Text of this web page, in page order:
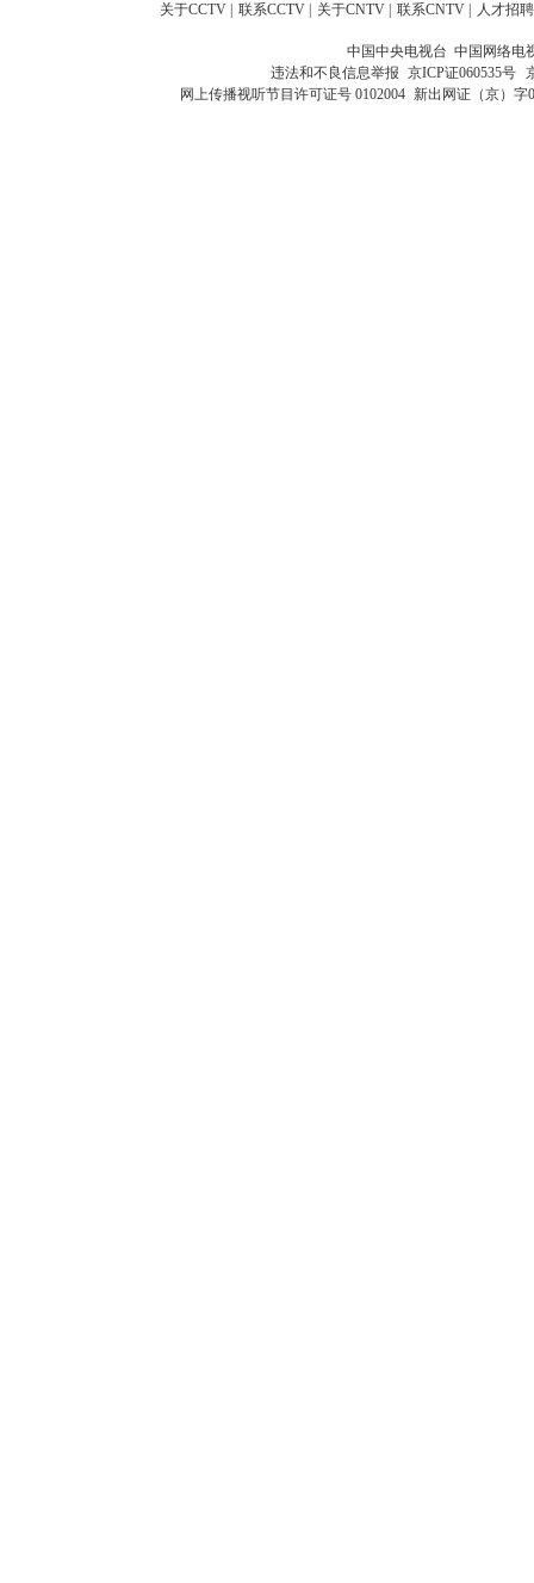
关于CCTV 联系CCTV 关于CNTV 联系CNTV 人才招聘
中国中央电视台 中国网络电
违法和不良信息举报 京ICP证060535号
网上传播视听节目许可证号 0102004 新出网证（京）